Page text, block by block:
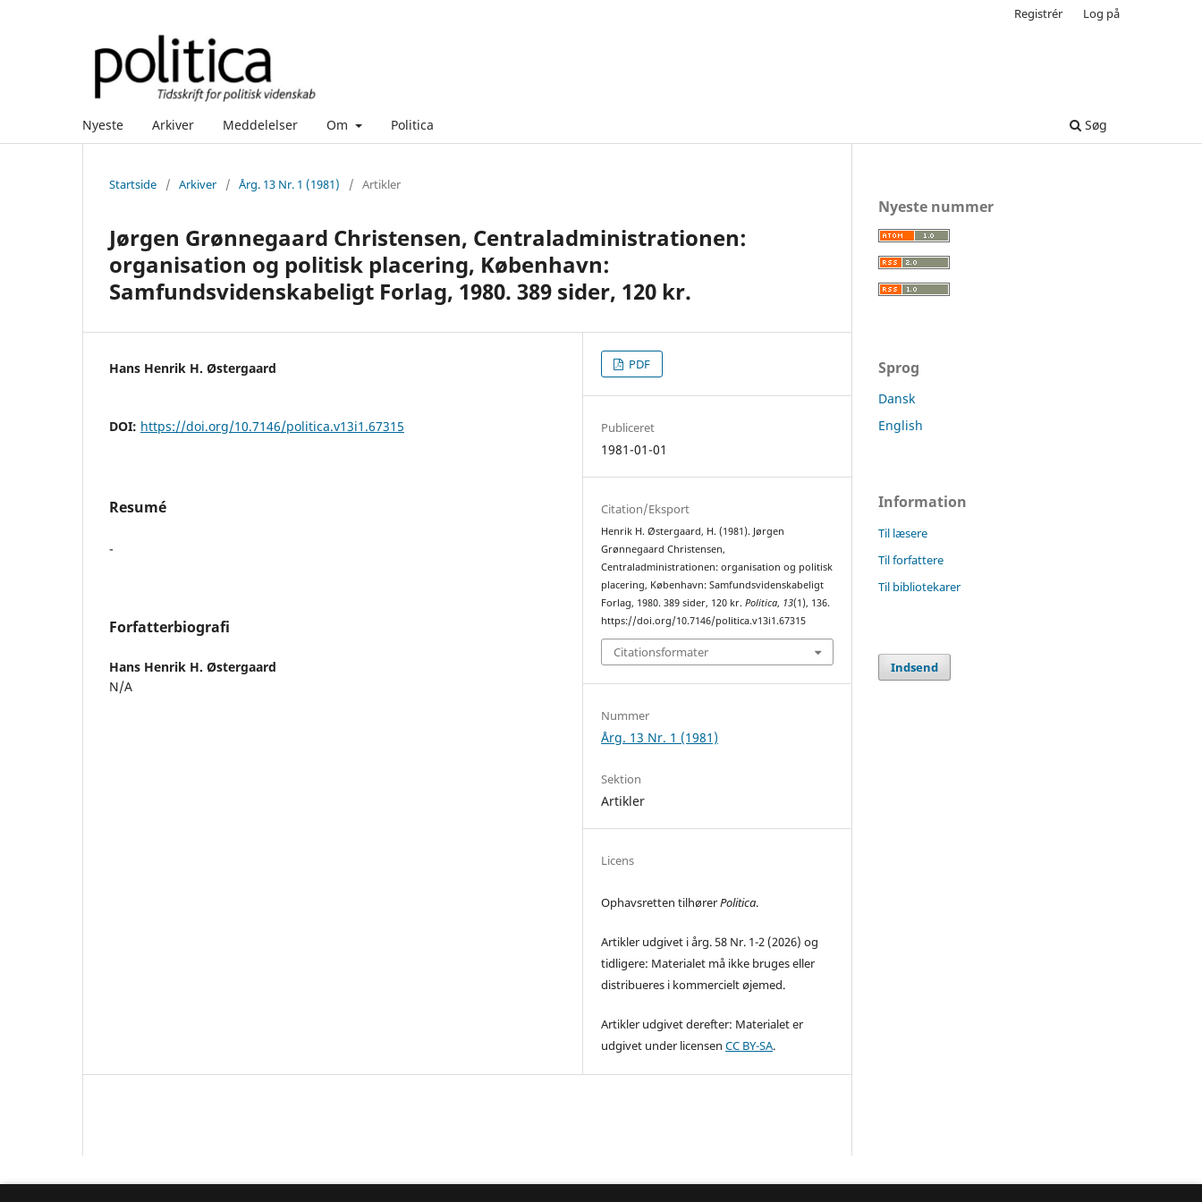
Nyeste Arkiver Meddelelser Om Politica Søg
Registrér Log på
Startside / Arkiver / Årg. 13 Nr. 1 (1981) / Artikler
Jørgen Grønnegaard Christensen, Centraladministrationen:
organisation og politisk placering, København:
Samfundsvidenskabeligt Forlag, 1980. 389 sider, 120 kr.
Hans Henrik H. Østergaard
DOI: https://doi.org/10.7146/politica.v13i1.67315
Resumé
-
Forfatterbiografi
Hans Henrik H. Østergaard
N/A
PDF
Publiceret
1981-01-01
Citation/Eksport
Henrik H. Østergaard, H. (1981). Jørgen
Grønnegaard Christensen,
Centraladministrationen: organisation og politisk
placering, København: Samfundsvidenskabeligt
Forlag, 1980. 389 sider, 120 kr.Politica, 13(1), 136.
https://doi.org/10.7146/politica.v13i1.67315
Citationsformater
Nummer
Årg. 13 Nr. 1 (1981)
Sektion
Artikler
Licens
Ophavsretten tilhørerPolitica.
Artikler udgivet i årg. 58 Nr. 1-2 (2026) og
tidligere: Materialet må ikke bruges eller
distribueres i kommercielt øjemed.
Artikler udgivet derefter: Materialet er
udgivet under licensenCC BY-SA.
Nyeste nummer
Sprog
Dansk
English
Information
Til læsere
Til forfattere
Til bibliotekarer
Indsend